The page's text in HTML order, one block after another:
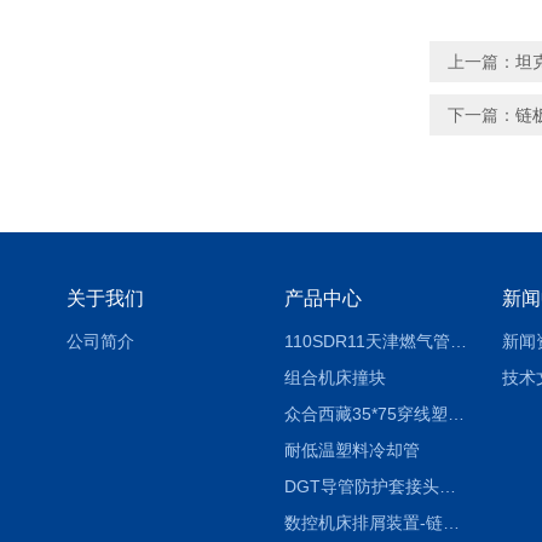
上一篇： 坦
下一篇： 链
关于我们
公司简介
产品中心
组合机床撞块
耐低温塑料冷却管
DGT导管防护套接头形式与参数
数控机床排屑装置-链板式排屑机
新
新闻
技术